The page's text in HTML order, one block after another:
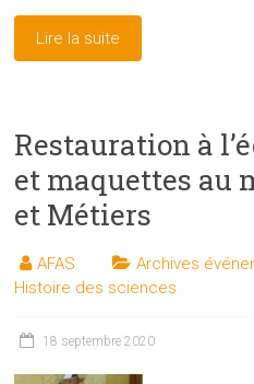
Lire la suite
Restauration à
et maquettes au
et Métiers
AFAS Archives
Histoire des sciences
18 septembre 2020